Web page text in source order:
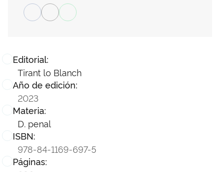
Editorial:
Tirant lo Blanch
Año de edición:
2023
Materia:
D. penal
ISBN:
978-84-1169-697-5
Páginas: